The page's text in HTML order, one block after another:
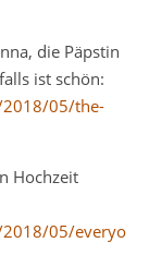
die Päpstin
ist schön:
05/the-
Hochzeit
05/everyone-